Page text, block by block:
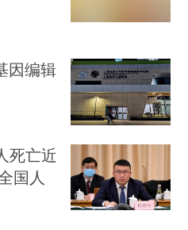
因编辑
死亡近
国人